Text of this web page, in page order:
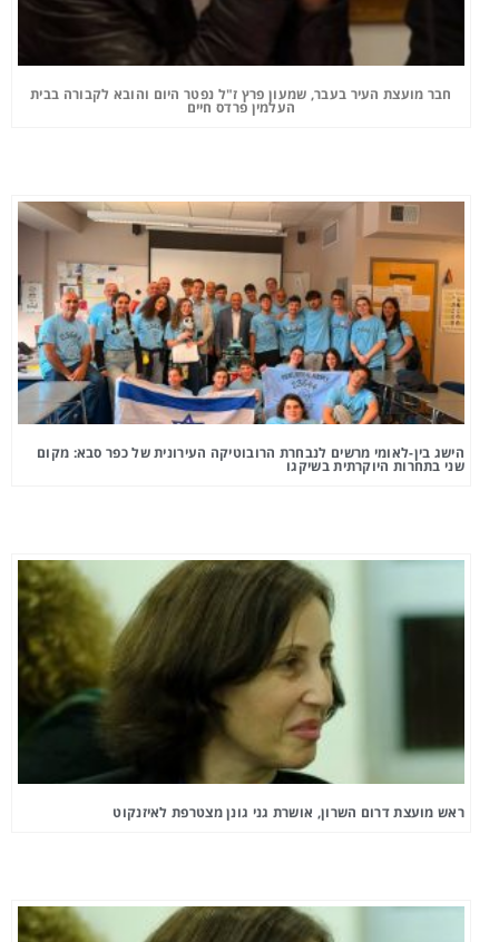
חבר מועצת העיר בעבר, שמעון פרץ ז"ל נפטר היום והובא לקבורה בבית
העלמין פרדס חיים
הישג בין-לאומי מרשים לנבחרת הרובוטיקה העירונית של כפר סבא: מקום
שני בתחרות היוקרתית בשיקגו
ראש מועצת דרום השרון, אושרת גני גונן מצטרפת לאיזנקוט